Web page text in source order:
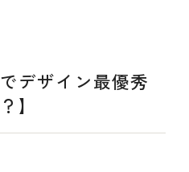
談
サービス
デザイン最優秀
】